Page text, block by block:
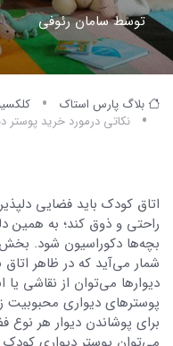
توسطسامان رئوفی 10 مرداد 1401
بلاگ پارس استاک
نکاتی درمورد خرید پوستر
اتاق کودک باید فضایی
راحتی و ذوق کند؛ به همین
بچه‌ها دکوراسیون شود.
شمار می‌آید که در ظاهر اتاق
دیوارها می‌توان از نقاشی یا
پوسترهای دیواری محبوبیت
برای پوشاندن دیوار هر نوع